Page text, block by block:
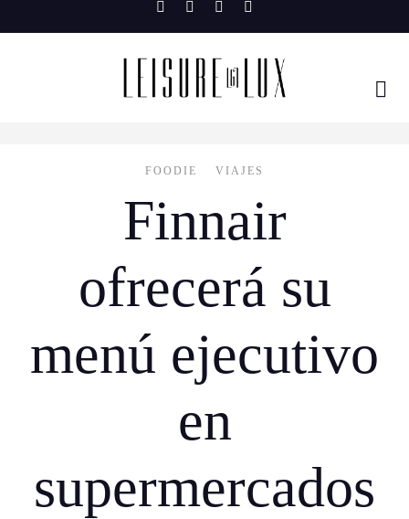
to
FOODIE VIAJES
Finnair
ofrecerá su
menú ejecutivo
en
supermercados